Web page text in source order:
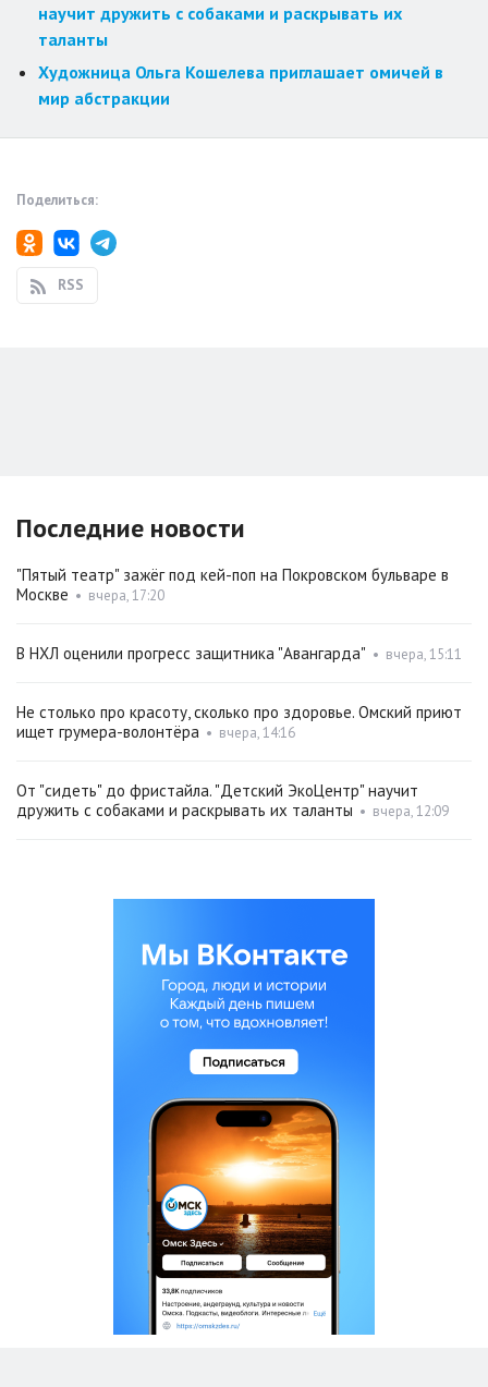
научит дружить с собаками и раскрывать их
таланты
Художница Ольга Кошелева приглашает омичей в
мир абстракции
Поделиться:
RSS
Последние новости
"Пятый театр" зажёг под кей-поп на Покровском бульваре в
Москве • вчера, 17:20
В НХЛ оценили прогресс защитника "Авангарда" • вчера, 15:11
Не столько про красоту, сколько про здоровье. Омский приют
ищет грумера-волонтёра • вчера, 14:16
От "сидеть" до фристайла. "Детский ЭкоЦентр" научит
дружить с собаками и раскрывать их таланты • вчера, 12:09